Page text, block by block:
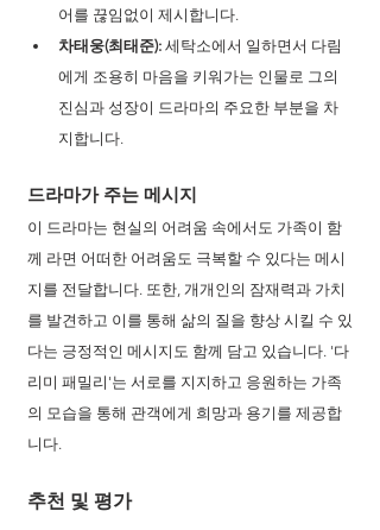
어를 끊임없이 제시합니다.
차태웅(최태준): 세탁소에서 일하면서 다림
에게 조용히 마음을 키워가는 인물로 그의
진심과 성장이 드라마의 주요한 부분을 차
지합니다.
드라마가 주는 메시지
이 드라마는 현실의 어려움 속에서도 가족이 함
께 라면 어떠한 어려움도 극복할 수 있다는 메시
지를 전달합니다. 또한, 개개인의 잠재력과 가치
를 발견하고 이를 통해 삶의 질을 향상 시킬 수 있
다는 긍정적인 메시지도 함께 담고 있습니다. '다
리미 패밀리'는 서로를 지지하고 응원하는 가족
의 모습을 통해 관객에게 희망과 용기를 제공합
니다.
추천 및 평가